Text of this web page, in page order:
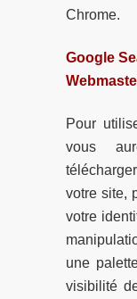
Chrome.
Google
Pour
vous
votre site,
votre
une
visibilité